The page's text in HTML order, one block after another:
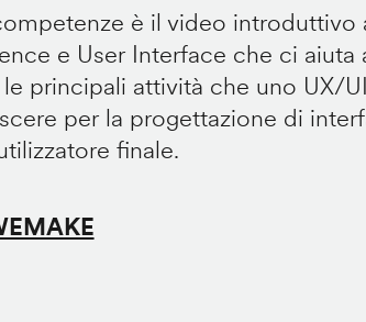
è il video introduttivo
e User Interface che ci aiuta
principali attività che uno UX/UI
per la progettazione di
finale.